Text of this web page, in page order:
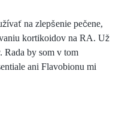
na zlepšenie pečene,
kortikoidov na RA. Už
Rada by som v tom
ani Flavobionu mi